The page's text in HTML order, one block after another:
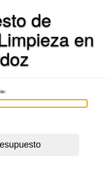
de
en